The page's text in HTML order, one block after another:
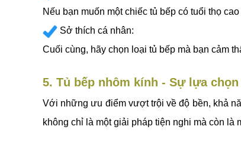
Nếu bạn muốn một chiếc tủ bếp có tuổi thọ
Sở thích cá nhân:
Cuối cùng, hãy chọn loại tủ bếp mà bạn cảm
5. Tủ bếp nhôm kính - Sự lựa
Với những ưu điểm vượt trội về độ bền, khả
không chỉ là một giải pháp tiện nghi mà còn là